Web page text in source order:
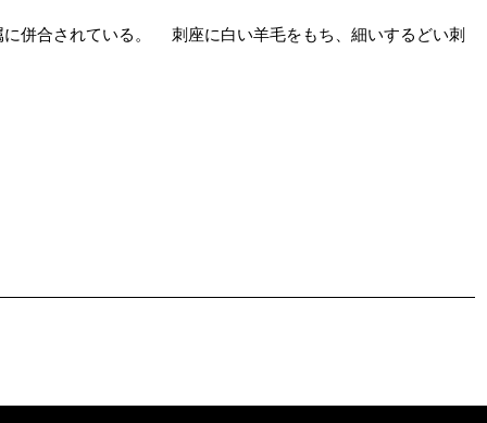
併合されている。 刺座に白い羊毛をもち、細いするどい刺